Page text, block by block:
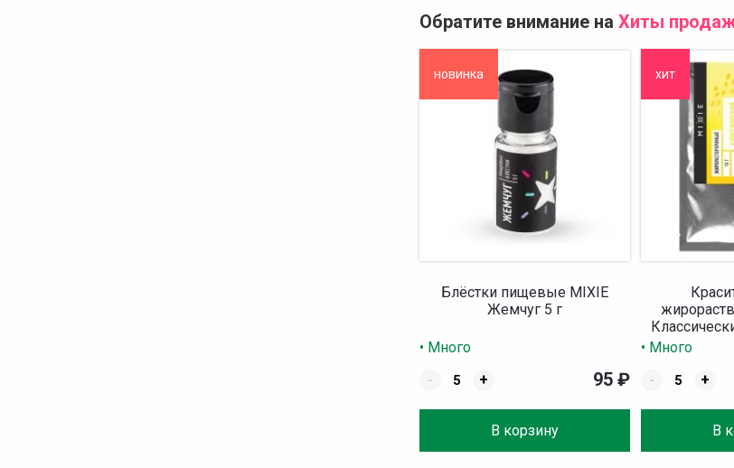
Обратите внимание на Хиты
новинка
Блёстки пищевые MIXIE
Жемчуг 5 г
• Много
-
+
В корзину
95₽
хит
• Много
-
+
В